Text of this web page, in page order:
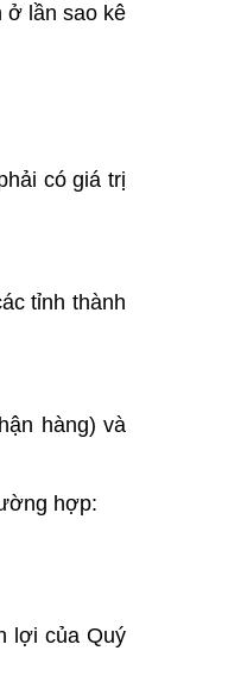
ở lần sao kê
có giá trị
tỉnh thành
hàng) và
hợp:
lợi của Quý